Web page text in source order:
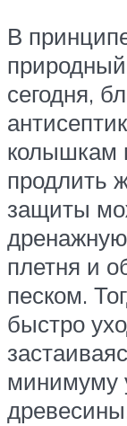
В
сегодня,
колышкам
продлить
защиты
плетня и
песком.
быстро
минимуму